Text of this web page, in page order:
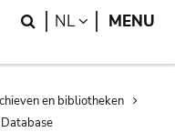
Search
NL LANGUAGE
MENU
en bibliotheken